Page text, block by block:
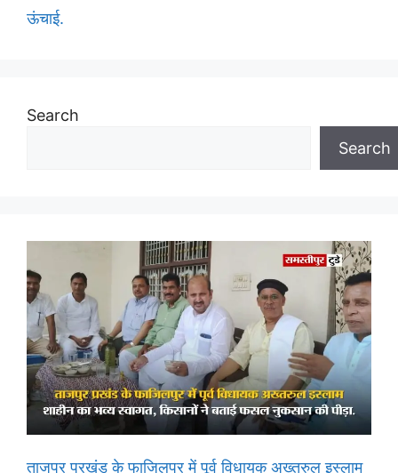
ऊंचाई.
Search
Search
ताजपुर प्रखंड के फाजिलपुर में पूर्व विधायक अख्तरुल इस्लाम